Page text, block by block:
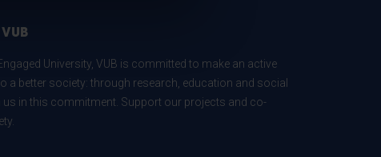
University, VUB is committed to make an active
a better society: through research, education and social
us in this commitment. Support our projects and co-